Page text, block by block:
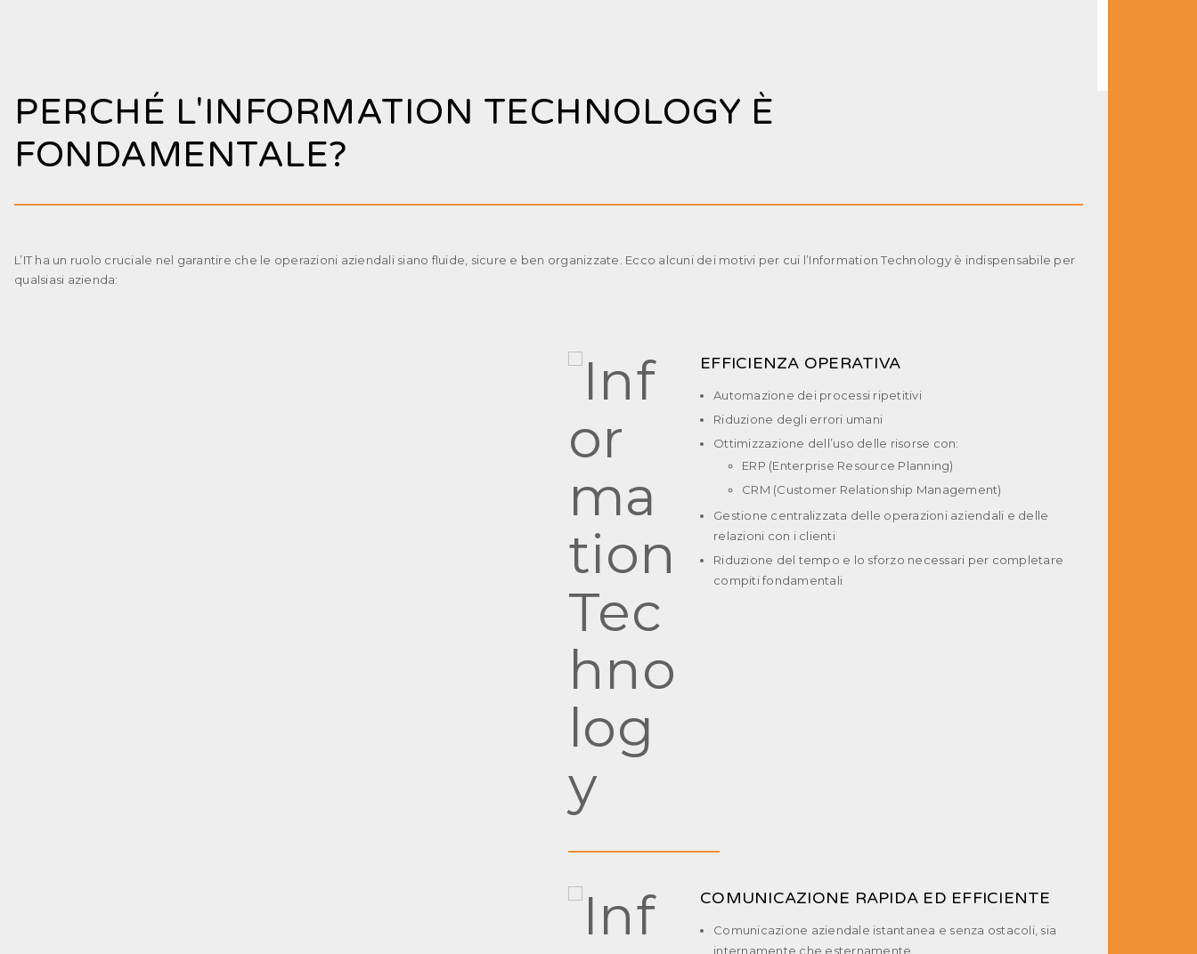
PERCHÉ L'INFORMATION TECHNOLOGY È
FONDAMENTALE?
L’IT ha un ruolo cruciale nel garantire che le operazioni aziendali siano fluide, sicure e ben organizzate. Ecco alcuni dei motivi per cui l’Information Technology è indispensabile per
qualsiasi azienda:
EFFICIENZA OPERATIVA
Automazione dei processi ripetitivi
Riduzione degli errori umani
Ottimizzazione dell’uso delle risorse con:
ERP (Enterprise Resource Planning)
CRM (Customer Relationship Management)
Gestione centralizzata delle operazioni aziendali e delle
relazioni con i clienti
Riduzione del tempo e lo sforzo necessari per completare
compiti fondamentali
COMUNICAZIONE RAPIDA ED EFFICIENTE
Comunicazione aziendale istantanea e senza ostacoli, sia
internamente che esternamente